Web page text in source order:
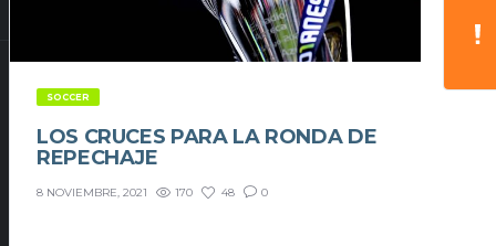
SOCCER
LOS CRUCES PARA LA RONDA DE
REPECHAJE
8 NOVIEMBRE, 2021 170 48 0